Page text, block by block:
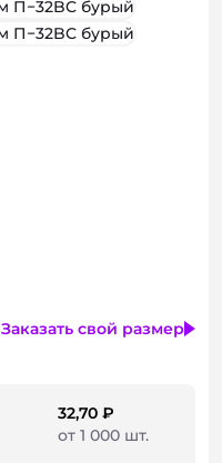
Заказать свой размер
32,70 ₽
от 1 000 шт.